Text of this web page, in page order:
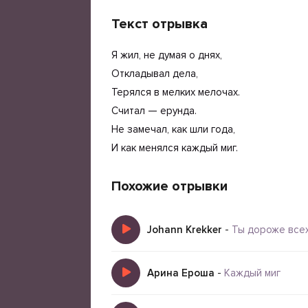
Текст отрывка
Я жил, не думая о днях,
Откладывал дела,
Терялся в мелких мелочах.
Считал — ерунда.
Не замечал, как шли года,
И как менялся каждый миг.
Похожие отрывки
Johann Krekker - Ты дороже
Арина Ероша - Каждый миг